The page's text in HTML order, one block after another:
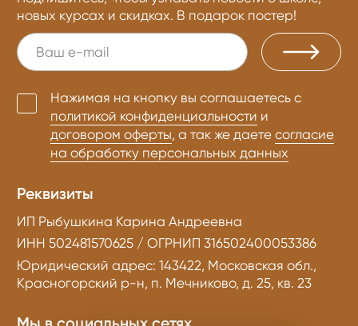
новых курсах и скидках. В подарок постер!
Нажимая на кнопку вы соглашаетесь с
политикой конфиденциальности и
договором оферты, а так же даетесогласие
на обработку персональных данных
Реквизиты
ИП Рыбушкина Карина Андреевна
ИНН 502481570625 / ОГРНИП 316502400053386
Юридический адрес: 143422, Московская обл.,
Красногорский р-н, п. Мечниково, д. 25, кв. 23